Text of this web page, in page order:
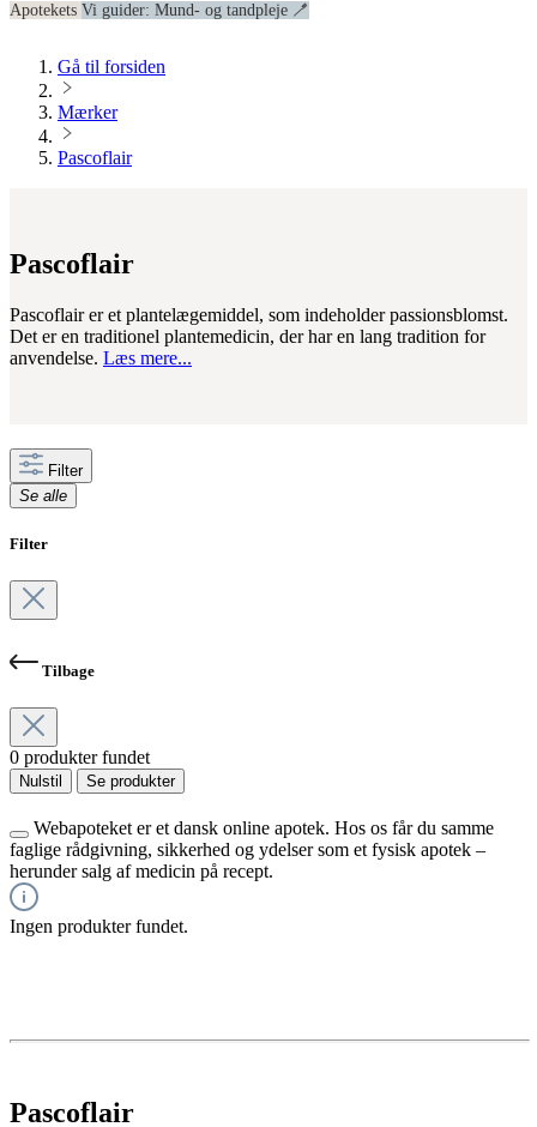
Apotekets Vi guider: Mund- og tandpleje 🪥
Gå til forsiden
Mærker
Pascoflair
Pascoflair
Pascoflair er et plantelægemiddel, som indeholder passionsblomst.
Det er en traditionel plantemedicin, der har en lang tradition for
anvendelse. Læs mere...
Filter
Se alle
Filter
Tilbage
0 produkter fundet
Nulstil Se produkter
Webapoteket er et dansk online apotek. Hos os får du samme
faglige rådgivning, sikkerhed og ydelser som et fysisk apotek –
herunder salg af medicin på recept.
Ingen produkter fundet.
Pascoflair